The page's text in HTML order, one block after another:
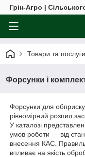
Грін-Агро |
Товари та послуги
Форсунки і
Форсунки для
рівномірний розпил
У каталозі
умов роботи — від
внесення КАС.
впливає на якість